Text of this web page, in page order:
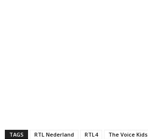
TAGS RTL Nederland RTL4 The Voice Kids